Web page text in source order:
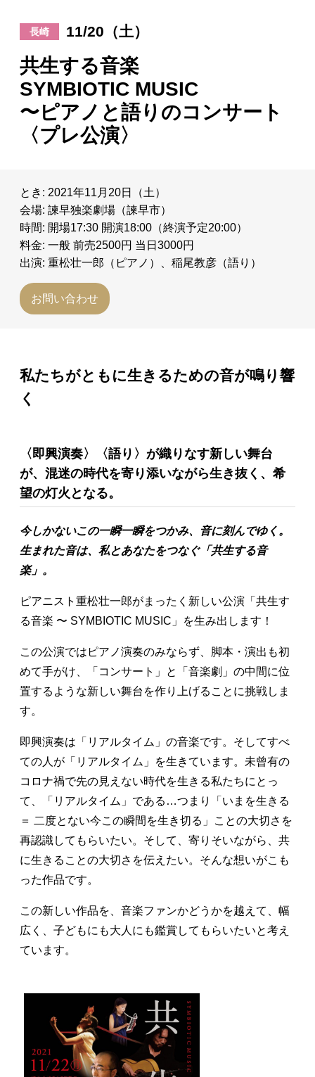
長崎 11/20（土）
共生する音楽
SYMBIOTIC MUSIC
〜ピアノと語りのコンサート
〈プレ公演〉
とき: 2021年11月20日（土）
会場: 諫早独楽劇場（諫早市）
時間: 開場17:30 開演18:00（終演予定20:00）
料金: 一般 前売2500円 当日3000円
出演: 重松壮一郎（ピアノ）、稲尾教彦（語り）
お問い合わせ
私たちがともに生きるための音が鳴り響
く
〈即興演奏〉〈語り〉が織りなす新しい舞台
が、混迷の時代を寄り添いながら生き抜く、希
望の灯火となる。
今しかないこの一瞬一瞬をつかみ、音に刻んでゆく。
生まれた音は、私とあなたをつなぐ「共生する音
楽」。
ピアニスト重松壮一郎がまったく新しい公演「共生す
る音楽 〜 SYMBIOTIC MUSIC」を生み出します！
この公演ではピアノ演奏のみならず、脚本・演出も初
めて手がけ、「コンサート」と「音楽劇」の中間に位
置するような新しい舞台を作り上げることに挑戦しま
す。
即興演奏は「リアルタイム」の音楽です。そしてすべ
ての人が「リアルタイム」を生きています。未曾有の
コロナ禍で先の見えない時代を生きる私たちにとっ
て、「リアルタイム」である…つまり「いまを生きる
＝ 二度とない今この瞬間を生き切る」ことの大切さを
再認識してもらいたい。そして、寄りそいながら、共
に生きることの大切さを伝えたい。そんな想いがこも
った作品です。
この新しい作品を、音楽ファンかどうかを越えて、幅
広く、子どもにも大人にも鑑賞してもらいたいと考え
ています。